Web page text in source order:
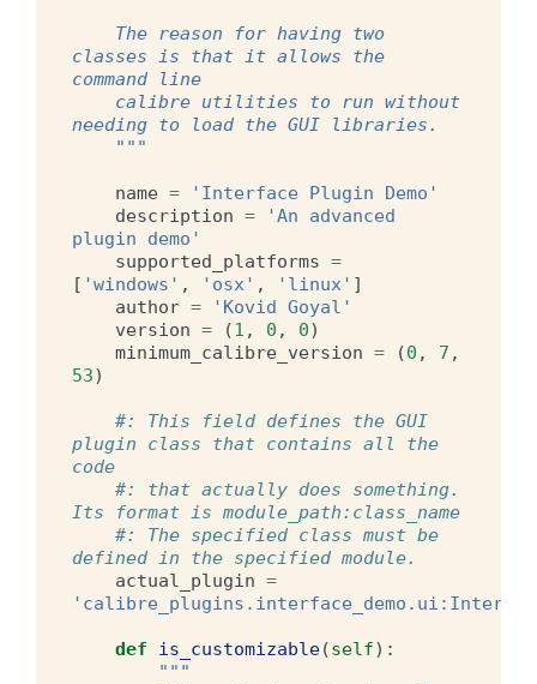
classes is that it allows the
command line
needing to load the GUI libraries.
    """
name =
'Interface Plugin Demo'
description =
'An advanced
plugin demo'
supported_platforms =
[ 'windows' , 'osx' , 'linux' ]
author =
'Kovid Goyal'
version = (1 , 0 , 0)
minimum_calibre_version = (0 , 7 ,
53)
#: This field defines the GUI
plugin class that contains all the
code
#: that actually does something.
Its format is module_path:class_name
#: The specified class must be
defined in the specified module.
actual_plugin =
def is_customizable(self):
"""